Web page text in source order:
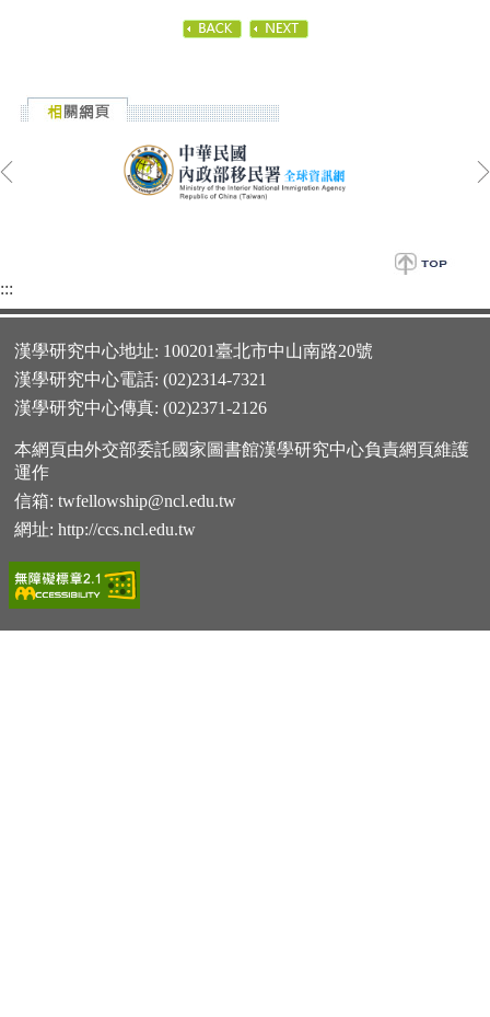
:::
漢學研究中心地址: 100201臺北市中山南路20號
漢學研究中心電話: (02)2314-7321
漢學研究中心傳真: (02)2371-2126
本網頁由外交部委託國家圖書館漢學研究中心負責網頁維護
運作
信箱: twfellowship@ncl.edu.tw
網址: http://ccs.ncl.edu.tw